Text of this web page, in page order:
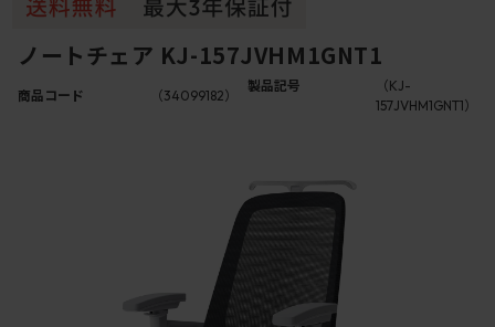
ノートチェア KJ-157JVHM1GNT1
商品コード （34099182）
製品記号
（KJ-
157JVHM1GNT1）